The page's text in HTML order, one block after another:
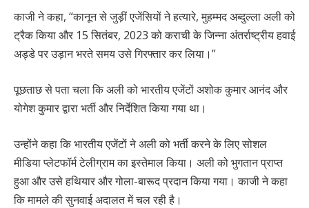
काजी ने कहा, “कानून से जुड़ीं एजेंसियों ने हत्यारे, मुहम्मद अब्दुल्ला अली को
ट्रैक किया और 15 सितंबर, 2023 को कराची के जिन्ना अंतर्राष्ट्रीय हवाई
अड्डे पर उड़ान भरते समय उसे गिरफ्तार कर लिया।”
पूछताछ से पता चला कि अली को भारतीय एजेंटों अशोक कुमार आनंद और
योगेश कुमार द्वारा भर्ती और निर्देशित किया गया था।
उन्होंने कहा कि भारतीय एजेंटों ने अली को भर्ती करने के लिए सोशल
मीडिया प्लेटफॉर्म टेलीग्राम का इस्तेमाल किया। अली को भुगतान प्राप्त
हुआ और उसे हथियार और गोला-बारूद प्रदान किया गया। काजी ने कहा
कि मामले की सुनवाई अदालत में चल रही है।